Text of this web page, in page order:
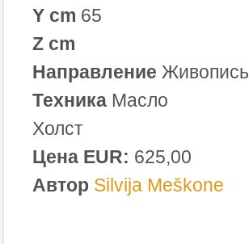
Y cm 65
Z cm
Направление Живопись
Техника Масло
Холст
Цена EUR: 625,00
Автор Silvija Meškone